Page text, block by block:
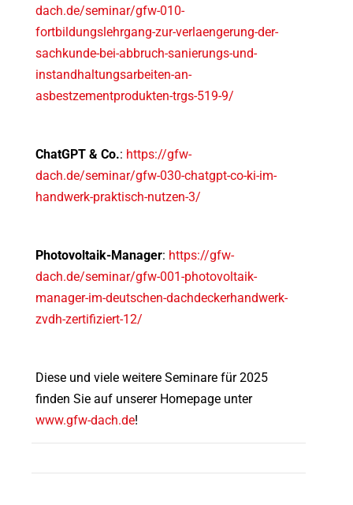
dach.de/seminar/gfw-010-
fortbildungslehrgang-zur-verlaengerung-der-
sachkunde-bei-abbruch-sanierungs-und-
instandhaltungsarbeiten-an-
asbestzementprodukten-trgs-519-9/
ChatGPT & Co.: https://gfw-
dach.de/seminar/gfw-030-chatgpt-co-ki-im-
handwerk-praktisch-nutzen-3/
Photovoltaik-Manager: https://gfw-
dach.de/seminar/gfw-001-photovoltaik-
manager-im-deutschen-dachdeckerhandwerk-
zvdh-zertifiziert-12/
Diese und viele weitere Seminare für 2025
finden Sie auf unserer Homepage unter
www.gfw-dach.de!